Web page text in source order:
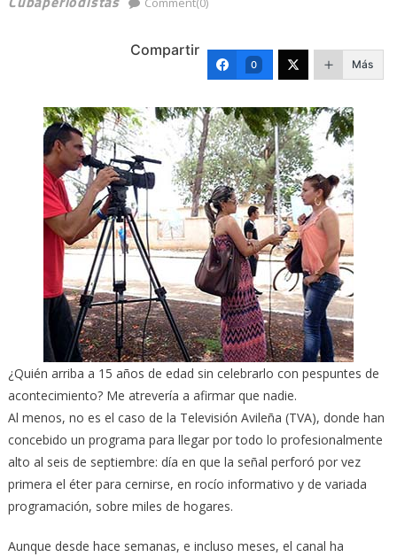
Compartir
0 Más
¿Quién arriba a 15 años de edad sin celebrarlo con pespuntes de
acontecimiento? Me atrevería a afirmar que nadie.
Al menos, no es el caso de la Televisión Avileña (TVA), donde han
concebido un programa para llegar por todo lo profesionalmente
alto al seis de septiembre: día en que la señal perforó por vez
primera el éter para cernirse, en rocío informativo y de variada
programación, sobre miles de hogares.
Aunque desde hace semanas, e incluso meses, el canal ha